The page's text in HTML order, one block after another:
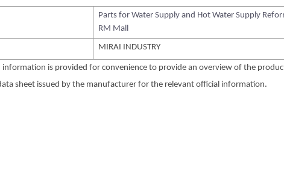
Parts for Water Supply and Hot Water Supply
RM Mall
MIRAI INDUSTRY
information is provided for convenience to provide an overview of the
sheet issued by the manufacturer for the relevant official information.